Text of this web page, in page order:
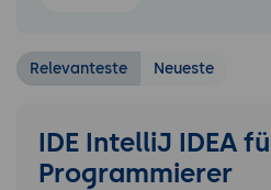
Relevanteste Neueste
IDE IntelliJ IDEA
Programmierer